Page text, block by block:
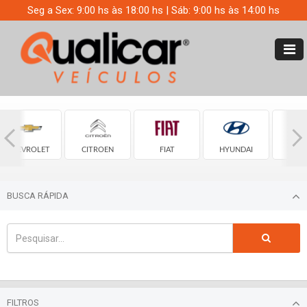
Seg a Sex: 9:00 hs às 18:00 hs | Sáb: 9:00 hs às 14:00 hs
CHEVROLET CITROEN FIAT HYUNDAI
BUSCA RÁPIDA
FILTROS